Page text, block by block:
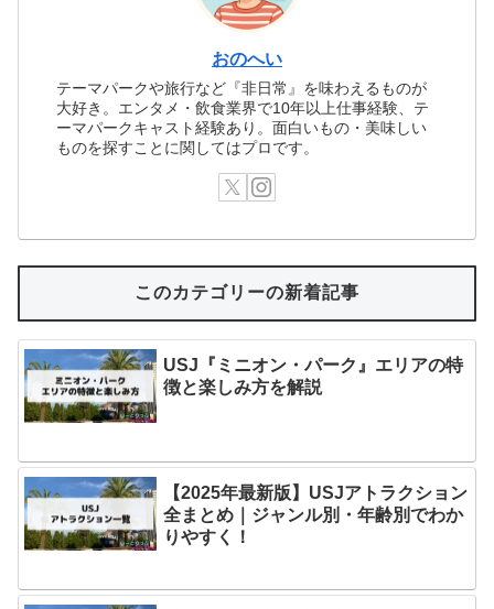
おのへい
テーマパークや旅行など『非日常』を味わえるものが
大好き。エンタメ・飲食業界で10年以上仕事経験、テ
ーマパークキャスト経験あり。面白いもの・美味しい
ものを探すことに関してはプロです。
このカテゴリーの新着記事
USJ『ミニオン・パーク』エリアの特
徴と楽しみ方を解説
【2025年最新版】USJアトラクション
全まとめ｜ジャンル別・年齢別でわか
りやすく！